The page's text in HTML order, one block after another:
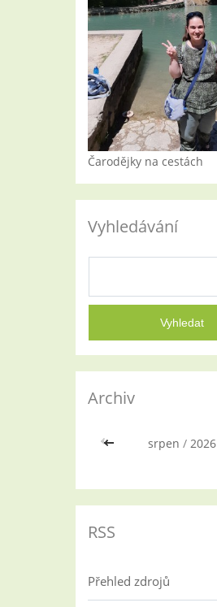
Čarodějky na cestách
Vyhledávání
Archiv
<< srpen / 2026
RSS
Přehled zdrojů